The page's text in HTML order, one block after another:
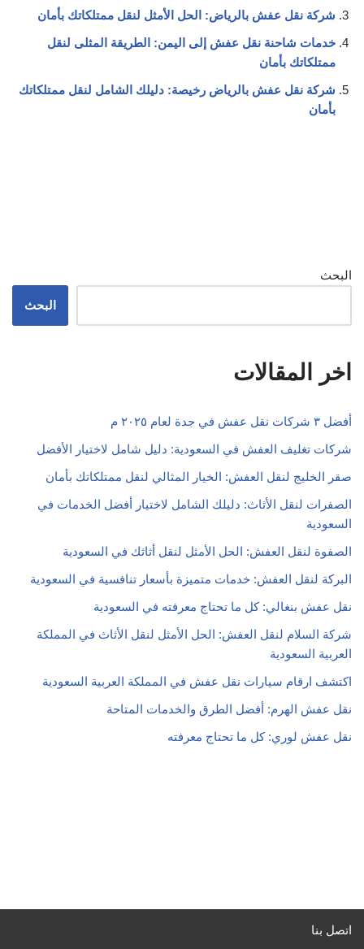
شركة نقل عفش بالرياض: الحل الأمثل لنقل ممتلكاتك بأمان
خدمات شاحنة نقل عفش إلى اليمن: الطريقة المثلى لنقل
ممتلكاتك بأمان
شركة نقل عفش بالرياض رخيصة: دليلك الشامل لنقل ممتلكاتك
بأمان
البحث
البحث
اخر المقالات
أفضل ٣ شركات نقل عفش في جدة لعام ٢٠٢٥ م
شركات تغليف العفش في السعودية: دليل شامل لاختيار الأفضل
صقر الخليج لنقل العفش: الخيار المثالي لنقل ممتلكاتك بأمان
الصفرات لنقل الأثاث: دليلك الشامل لاختيار أفضل الخدمات في
السعودية
الصفوة لنقل العفش: الحل الأمثل لنقل أثاثك في السعودية
البركة لنقل العفش: خدمات متميزة بأسعار تنافسية في السعودية
نقل عفش بنغالي: كل ما تحتاج معرفته في السعودية
شركة السلام لنقل العفش: الحل الأمثل لنقل الأثاث في المملكة
العربية السعودية
اكتشف ارقام سيارات نقل عفش في المملكة العربية السعودية
نقل عفش الهرم: أفضل الطرق والخدمات المتاحة
نقل عفش لوري: كل ما تحتاج معرفته
اتصل بنا